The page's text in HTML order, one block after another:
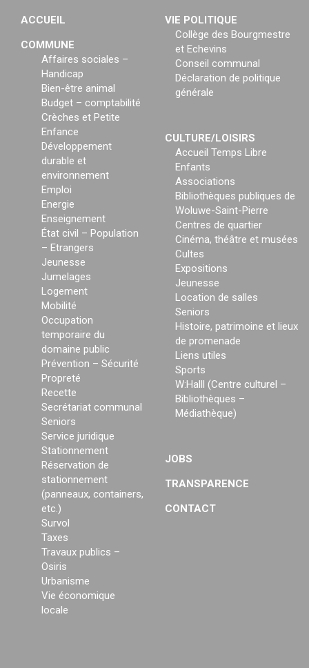
ACCUEIL
COMMUNE
Affaires sociales –
Handicap
Bien-être animal
Budget – comptabilité
Crèches et Petite
Enfance
Développement
durable et
environnement
Emploi
Energie
Enseignement
État civil – Population
– Etrangers
Jeunesse
Jumelages
Logement
Mobilité
Occupation
temporaire du
domaine public
Prévention – Sécurité
Propreté
Recette
Secrétariat communal
Seniors
Service juridique
Stationnement
Réservation de
stationnement
(panneaux, containers,
etc.)
Survol
Taxes
Travaux publics –
Osiris
Urbanisme
Vie économique
locale
VIE POLITIQUE
Collège des Bourgmestre
et Echevins
Conseil communal
Déclaration de politique
générale
CULTURE/LOISIRS
Accueil Temps Libre
Enfants
Associations
Bibliothèques publiques de
Woluwe-Saint-Pierre
Centres de quartier
Cinéma, théâtre et musées
Cultes
Expositions
Jeunesse
Location de salles
Seniors
Histoire, patrimoine et lieux
de promenade
Liens utiles
Sports
W:Halll (Centre culturel –
Bibliothèques –
Médiathèque)
JOBS
TRANSPARENCE
CONTACT